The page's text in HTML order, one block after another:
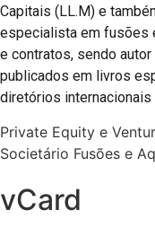
Capitais (LL.M) e
especialista em fusões
e contratos, sendo
publicados em livros
diretórios internacionais
Private Equity e
Societário Fusões e
vCard